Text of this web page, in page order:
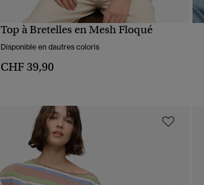
Top à Bretelles en Mesh Floqué
Disponible en dautres coloris
CHF 39,90